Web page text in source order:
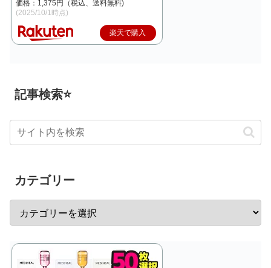
価格：1,375円（税込、送料無料)
(2025/10/1時点)
楽天で購入
記事検索⭐
カテゴリー